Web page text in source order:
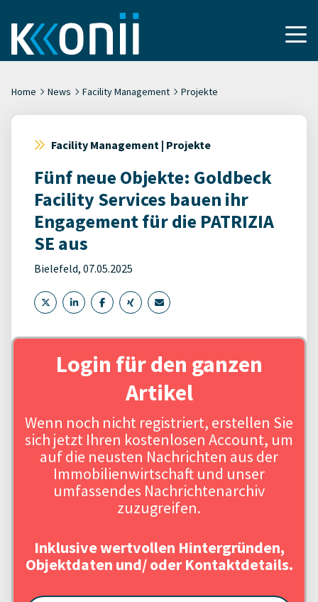
Home News Facility Management Projekte
Facility Management | Projekte
Fünf neue Objekte: Goldbeck
Facility Services bauen ihr
Engagement für die PATRIZIA
SE aus
Bielefeld, 07.05.2025
Login für den ganzen
Artikel
Wenn noch nicht registriert, erstellen Sie
sich jetzt Ihren kostenlosen Account, um
auf die neusten Nachrichten aus der
Immobilienwirtschaft und unser
umfassendes Nachrichtenarchiv
zuzugreifen.
Inklusive wertvollen Hintergründen,
Objektdaten und/ oder Kontaktdetails.